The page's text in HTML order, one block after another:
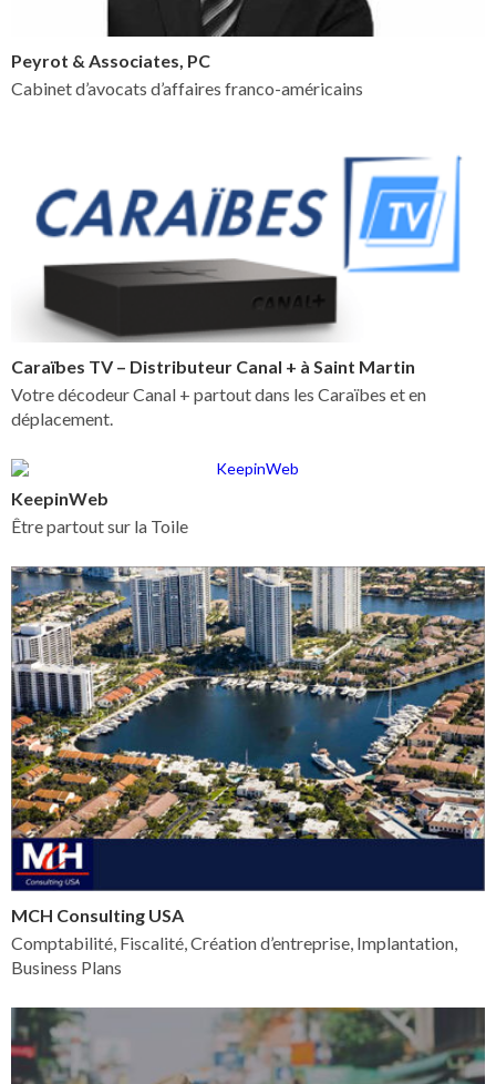
Peyrot & Associates, PC
Cabinet d’avocats d’affaires franco-américains
Caraïbes TV – Distributeur Canal + à Saint Martin
Votre décodeur Canal + partout dans les Caraïbes et en
déplacement.
KeepinWeb
Être partout sur la Toile
MCH Consulting USA
Comptabilité, Fiscalité, Création d’entreprise, Implantation,
Business Plans